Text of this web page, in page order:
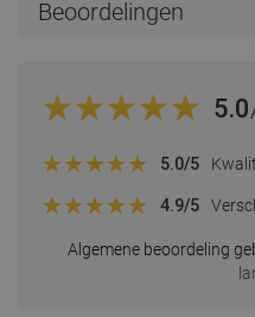
Beoordelingen
5.0
Algemene beoordeling
5.0/5
4.9/5